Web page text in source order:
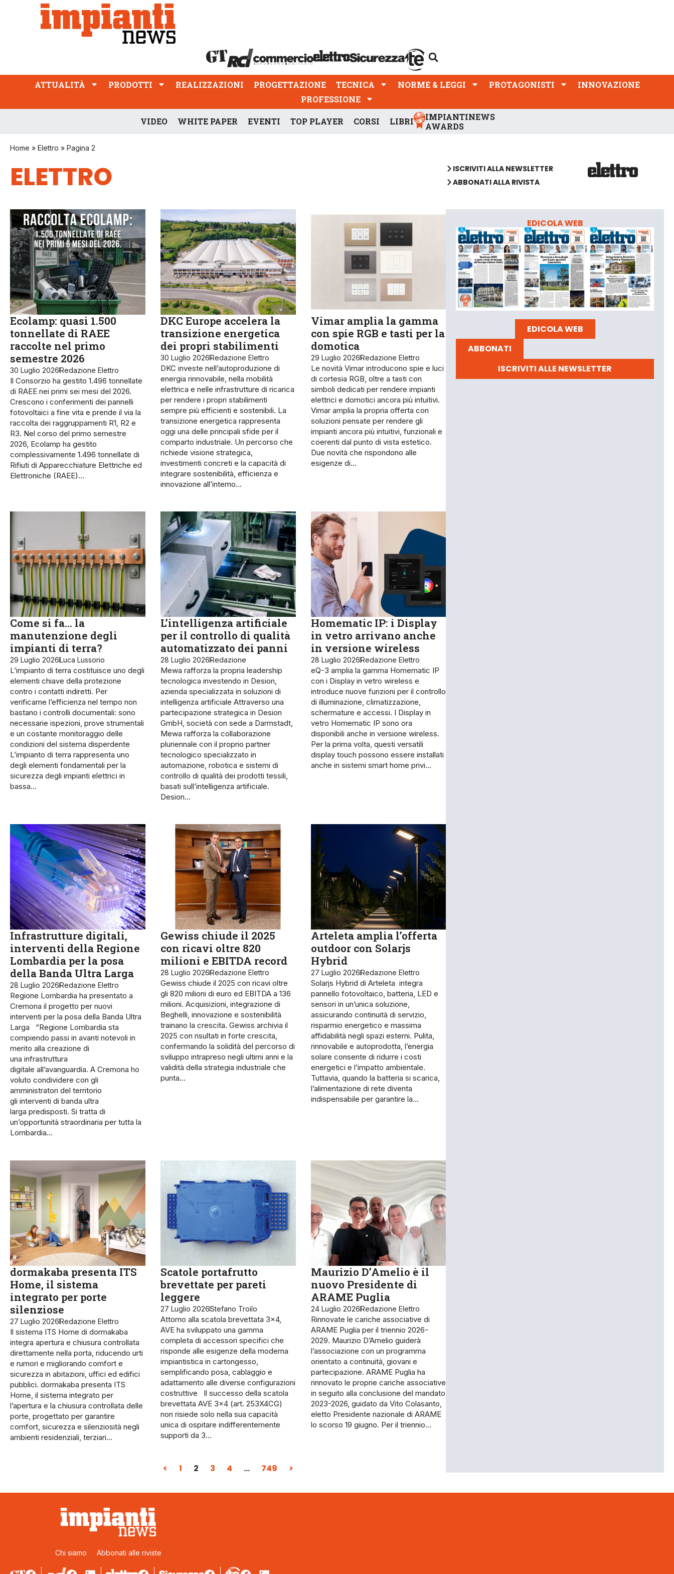
ATTUALITÀ PRODOTTI REALIZZAZIONI
PROFESSIONE
ATTUALITÀ PRODOTTI REALIZZAZIONI PROGETTAZIONE TECNICA NORME & LEGGI PROTAGONISTI
INNOVAZIONE
PROFESSIONE
VIDEO WHITE PAPER EVENTI TOP PLAYER CORSI LIBRI
IMPIANTINEWS
AWARDS
Home » Elettro » Pagina 2
ELETTRO
ISCRIVITI ALLA NEWSLETTER
ABBONATI ALLA RIVISTA
Ecolamp: quasi 1.500
tonnellate di RAEE
raccolte nel primo
semestre 2026
30 Luglio 2026Redazione Elettro
Il Consorzio ha gestito 1.496 tonnellate
di RAEE nei primi sei mesi del 2026.
Crescono i conferimenti dei pannelli
fotovoltaici a fine vita e prende il via la
raccolta dei raggruppamenti R1, R2 e
R3. Nel corso del primo semestre
2026, Ecolamp ha gestito
complessivamente 1.496 tonnellate di
Rifiuti di Apparecchiature Elettriche ed
Elettroniche (RAEE)…
DKC Europe accelera la
transizione energetica
dei propri stabilimenti
30 Luglio 2026Redazione Elettro
DKC investe nell’autoproduzione di
energia rinnovabile, nella mobilità
elettrica e nelle infrastrutture di ricarica
per rendere i propri stabilimenti
sempre più efficienti e sostenibili. La
transizione energetica rappresenta
oggi una delle principali sfide per il
comparto industriale. Un percorso che
richiede visione strategica,
investimenti concreti e la capacità di
integrare sostenibilità, efficienza e
innovazione all’interno…
Vimar amplia la gamma
con spie RGB e tasti per la
domotica
29 Luglio 2026Redazione Elettro
Le novità Vimar introducono spie e luci
di cortesia RGB, oltre a tasti con
simboli dedicati per rendere impianti
elettrici e domotici ancora più intuitivi.
Vimar amplia la propria offerta con
soluzioni pensate per rendere gli
impianti ancora più intuitivi, funzionali e
coerenti dal punto di vista estetico.
Due novità che rispondono alle
esigenze di…
Come si fa… la
manutenzione degli
impianti di terra?
29 Luglio 2026Luca Lussorio
L’impianto di terra costituisce uno degli
elementi chiave della protezione
contro i contatti indiretti. Per
verificarne l’efficienza nel tempo non
bastano i controlli documentali: sono
necessarie ispezioni, prove strumentali
e un costante monitoraggio delle
condizioni del sistema disperdente
L’impianto di terra rappresenta uno
degli elementi fondamentali per la
sicurezza degli impianti elettrici in
bassa…
L’intelligenza artificiale
per il controllo di qualità
automatizzato dei panni
28 Luglio 2026Redazione
Mewa rafforza la propria leadership
tecnologica investendo in Desion,
azienda specializzata in soluzioni di
intelligenza artificiale Attraverso una
partecipazione strategica in Desion
GmbH, società con sede a Darmstadt,
Mewa rafforza la collaborazione
pluriennale con il proprio partner
tecnologico specializzato in
automazione, robotica e sistemi di
controllo di qualità dei prodotti tessili,
basati sull’intelligenza artificiale.
Desion…
Homematic IP: i Display
in vetro arrivano anche
in versione wireless
28 Luglio 2026Redazione Elettro
eQ-3 amplia la gamma Homematic IP
con i Display in vetro wireless e
introduce nuove funzioni per il controllo
di illuminazione, climatizzazione,
schermature e accessi. I Display in
vetro Homematic IP sono ora
disponibili anche in versione wireless.
Per la prima volta, questi versatili
display touch possono essere installati
anche in sistemi smart home privi…
Infrastrutture digitali,
interventi della Regione
Lombardia per la posa
della Banda Ultra Larga
28 Luglio 2026Redazione Elettro
Regione Lombardia ha presentato a
Cremona il progetto per nuovi
interventi per la posa della Banda Ultra
Larga “Regione Lombardia sta
compiendo passi in avanti notevoli in
merito alla creazione di
una infrastruttura
digitale all’avanguardia. A Cremona ho
voluto condividere con gli
amministratori del territorio
gli interventi di banda ultra
larga predisposti. Si tratta di
un’opportunità straordinaria per tutta la
Lombardia…
Gewiss chiude il 2025
con ricavi oltre 820
milioni e EBITDA record
28 Luglio 2026Redazione Elettro
Gewiss chiude il 2025 con ricavi oltre
gli 820 milioni di euro ed EBITDA a 136
milioni. Acquisizioni, integrazione di
Beghelli, innovazione e sostenibilità
trainano la crescita. Gewiss archivia il
2025 con risultati in forte crescita,
confermando la solidità del percorso di
sviluppo intrapreso negli ultimi anni e la
validità della strategia industriale che
punta…
Arteleta amplia l’offerta
outdoor con Solarjs
Hybrid
27 Luglio 2026Redazione Elettro
Solarjs Hybrid di Arteleta integra
pannello fotovoltaico, batteria, LED e
sensori in un’unica soluzione,
assicurando continuità di servizio,
risparmio energetico e massima
affidabilità negli spazi esterni. Pulita,
rinnovabile e autoprodotta, l’energia
solare consente di ridurre i costi
energetici e l’impatto ambientale.
Tuttavia, quando la batteria si scarica,
l’alimentazione di rete diventa
indispensabile per garantire la…
dormakaba presenta ITS
Home, il sistema
integrato per porte
silenziose
27 Luglio 2026Redazione Elettro
Il sistema ITS Home di dormakaba
integra apertura e chiusura controllata
direttamente nella porta, riducendo urti
e rumori e migliorando comfort e
sicurezza in abitazioni, uffici ed edifici
pubblici. dormakaba presenta ITS
Home, il sistema integrato per
l’apertura e la chiusura controllata delle
porte, progettato per garantire
comfort, sicurezza e silenziosità negli
ambienti residenziali, terziari…
Scatole portafrutto
brevettate per pareti
leggere
27 Luglio 2026Stefano Troilo
Attorno alla scatola brevettata 3×4,
AVE ha sviluppato una gamma
completa di accessori specifici che
risponde alle esigenze della moderna
impiantistica in cartongesso,
semplificando posa, cablaggio e
adattamento alle diverse configurazioni
costruttive Il successo della scatola
brevettata AVE 3×4 (art. 253X4CG)
non risiede solo nella sua capacità
unica di ospitare indifferentemente
supporti da 3…
Maurizio D’Amelio è il
nuovo Presidente di
ARAME Puglia
24 Luglio 2026Redazione Elettro
Rinnovate le cariche associative di
ARAME Puglia per il triennio 2026-
2029. Maurizio D’Amelio guiderà
l’associazione con un programma
orientato a continuità, giovani e
partecipazione. ARAME Puglia ha
rinnovato le proprie cariche associative
in seguito alla conclusione del mandato
2023-2026, guidato da Vito Colasanto,
eletto Presidente nazionale di ARAME
lo scorso 19 giugno. Per il triennio…
< 1 2 3 4 … 749 >
EDICOLA WEB
EDICOLA WEB
ABBONATI
ISCRIVITI ALLE NEWSLETTER
Chi siamo Abbonati alle riviste